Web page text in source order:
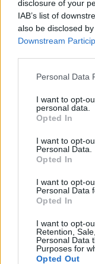
disclosure of your
IAB’s list of
also be disclosed
Downstream
Personal Data
I want to opt-
personal data.
Opted In
I want to opt-
Personal Data.
Opted In
I want to opt-
Personal Data
Opted In
I want to opt-
Retention,
Personal Data
Purposes for
Opted Out
Vídeo
12/02/
Sobre
Noticias do setor
Assinaturas
Contactos